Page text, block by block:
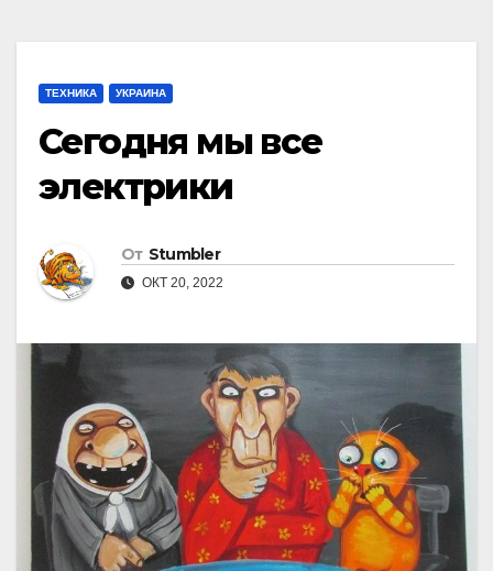
ТЕХНИКА УКРАИНА
Сегодня мы все
электрики
От Stumbler
ОКТ 20, 2022